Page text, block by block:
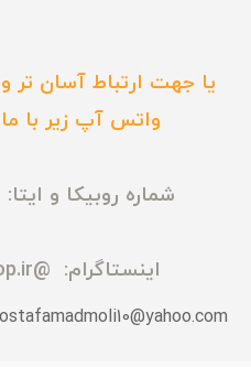
یا جهت ارتباط آسان تر
واتس آپ زیر با ما
شماره روبیکا و ایتا:
اینستاگرام: @madmolibookshop.ir